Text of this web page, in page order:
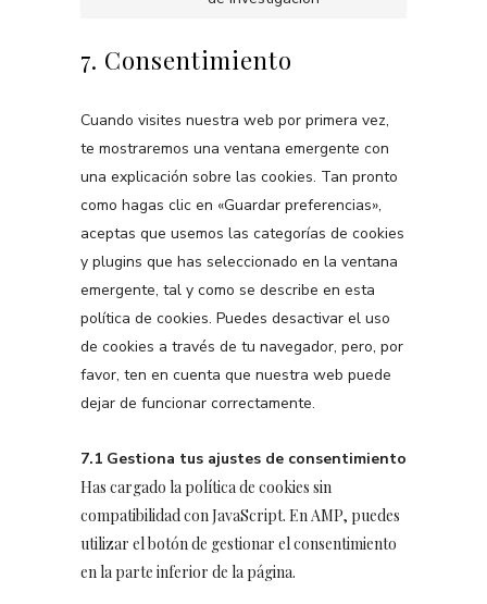
7. Consentimiento
Cuando visites nuestra web por primera vez,
te mostraremos una ventana emergente con
una explicación sobre las cookies. Tan pronto
como hagas clic en «Guardar preferencias»,
aceptas que usemos las categorías de cookies
y plugins que has seleccionado en la ventana
emergente, tal y como se describe en esta
política de cookies. Puedes desactivar el uso
de cookies a través de tu navegador, pero, por
favor, ten en cuenta que nuestra web puede
dejar de funcionar correctamente.
7.1 Gestiona tus ajustes de consentimiento
Has cargado la política de cookies sin
compatibilidad con JavaScript. En AMP, puedes
utilizar el botón de gestionar el consentimiento
en la parte inferior de la página.